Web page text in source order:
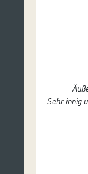
Sehr innig